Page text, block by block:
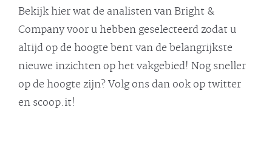
Bekijk hier wat de analisten van Bright &
Company voor u hebben geselecteerd zodat u
altijd op de hoogte bent van de belangrijkste
nieuwe inzichten op het vakgebied! Nog sneller
op de hoogte zijn? Volg ons dan ook op twitter
en scoop.it!